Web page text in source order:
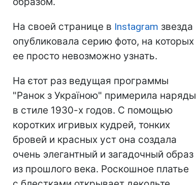
На своей странице в Instagram звезда
опубликовала серию фото, на которых
ее просто невозможно узнать.
На єтот раз ведущая программы
"Ранок з Україною" примерила наряды
в стиле 1930-х годов. С помощью
коротких игривых кудрей, тонких
бровей и красных уст она создала
очень элегантный и загадочный образ
из прошлого века. Роскошное платье